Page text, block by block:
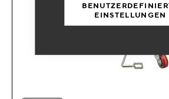
EINSTELLUNGEN